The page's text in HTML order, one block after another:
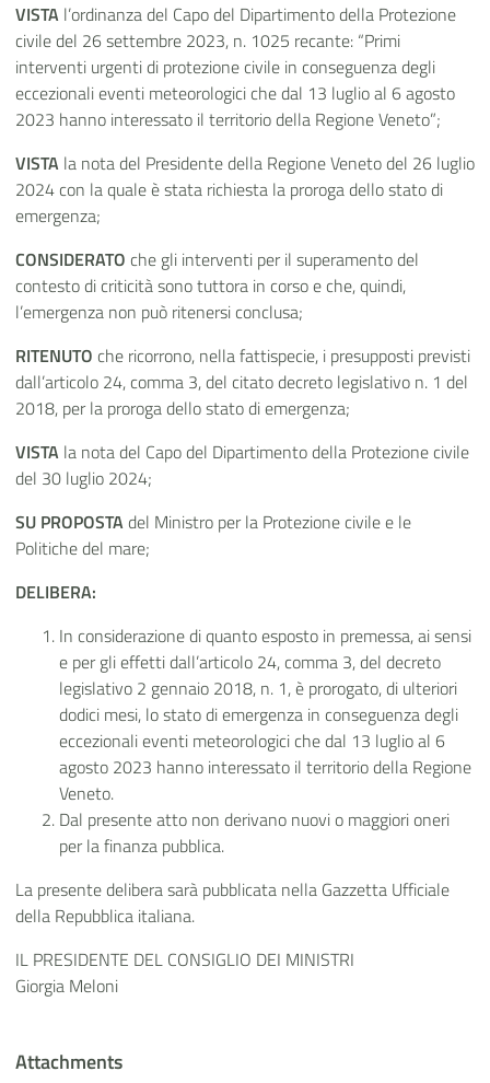
VISTA l’ordinanza del Capo del Dipartimento della Protezione
civile del 26 settembre 2023, n. 1025 recante: “Primi
interventi urgenti di protezione civile in conseguenza degli
eccezionali eventi meteorologici che dal 13 luglio al 6 agosto
2023 hanno interessato il territorio della Regione Veneto”;
VISTA la nota del Presidente della Regione Veneto del 26 luglio
2024 con la quale è stata richiesta la proroga dello stato di
emergenza;
CONSIDERATO che gli interventi per il superamento del
contesto di criticità sono tuttora in corso e che, quindi,
l’emergenza non può ritenersi conclusa;
RITENUTO che ricorrono, nella fattispecie, i presupposti previsti
dall’articolo 24, comma 3, del citato decreto legislativo n. 1 del
2018, per la proroga dello stato di emergenza;
VISTA la nota del Capo del Dipartimento della Protezione civile
del 30 luglio 2024;
SU PROPOSTAdel Ministro per la Protezione civile e le
Politiche del mare;
DELIBERA:
In considerazione di quanto esposto in premessa, ai sensi
e per gli effetti dall’articolo 24, comma 3, del decreto
legislativo 2 gennaio 2018, n. 1, è prorogato, di ulteriori
dodici mesi, lo stato di emergenza in conseguenza degli
eccezionali eventi meteorologici che dal 13 luglio al 6
agosto 2023 hanno interessato il territorio della Regione
Veneto.
Dal presente atto non derivano nuovi o maggiori oneri
per la finanza pubblica.
La presente delibera sarà pubblicata nella Gazzetta Ufficiale
della Repubblica italiana.
IL PRESIDENTE DEL CONSIGLIO DEI MINISTRI
Giorgia Meloni
Attachments